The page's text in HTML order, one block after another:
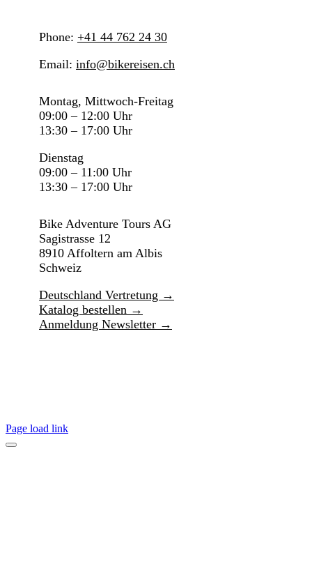
Phone: +41 44 762 24 30
Email: info@bikereisen.ch
Montag, Mittwoch-Freitag
09:00 – 12:00 Uhr
13:30 – 17:00 Uhr
Dienstag
09:00 – 11:00 Uhr
13:30 – 17:00 Uhr
Bike Adventure Tours AG
Sagistrasse 12
8910 Affoltern am Albis
Schweiz
Deutschland Vertretung →
Katalog bestellen →
Anmeldung Newsletter →
Page load link